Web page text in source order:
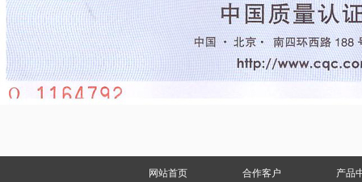
网站首页 合作客户 产品